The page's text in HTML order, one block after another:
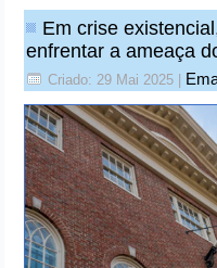
Em crise
enfrentar a ameaça
Criado: 29 Mai 2025